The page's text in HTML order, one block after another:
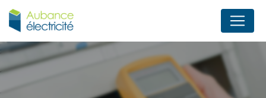
Panneau de gestion des cookies